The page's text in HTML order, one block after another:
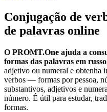
Conjugação de
de palavras online
O PROMT.One ajuda a
formas das palavras em
adjetivo ou numeral e obtenha
verbos — formas por pessoa,
substantivos, adjetivos e
número. É útil para estudar,
formas.